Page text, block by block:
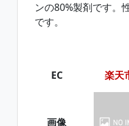
ンの80%製剤です。
です。
EC 楽天
画像